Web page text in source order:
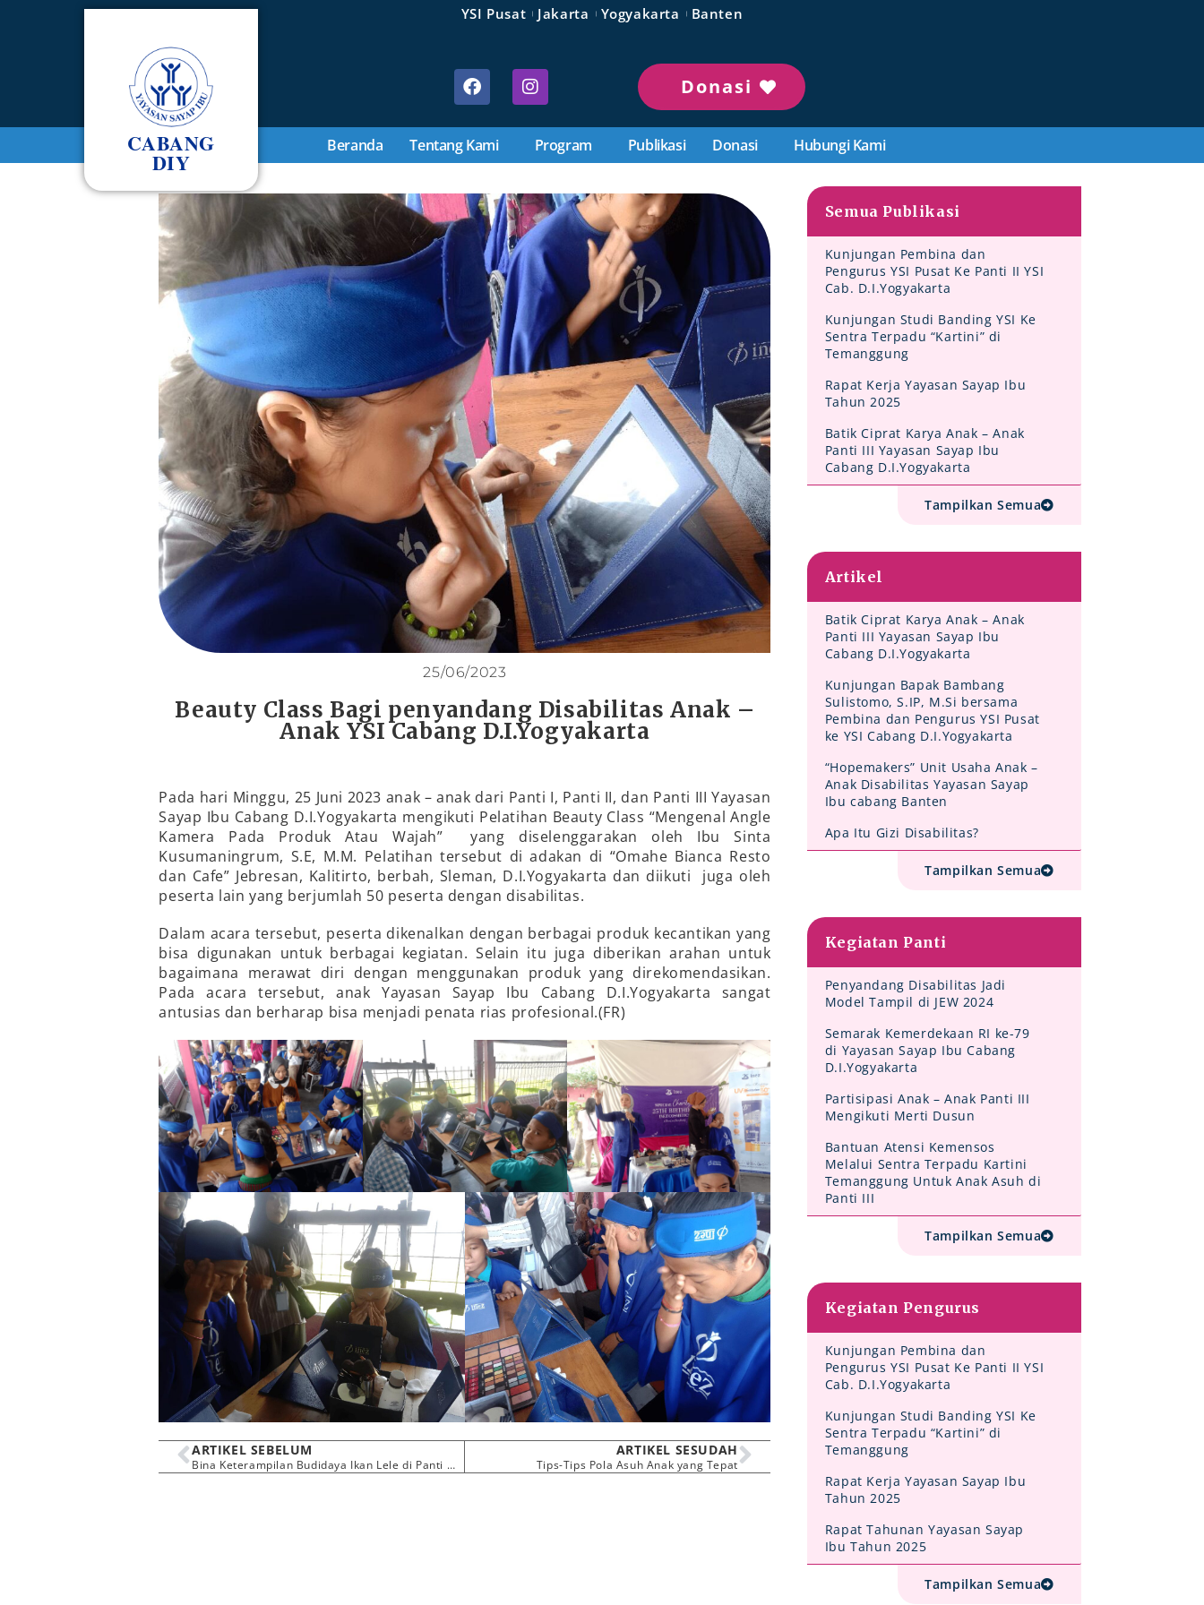
YSI Pusat Jakarta Yogyakarta Banten
CABANG
DIY
Donasi
Beranda Tentang Kami Program Publikasi Donasi Hubungi Kami
25/06/2023
Beauty Class Bagi penyandang Disabilitas Anak –
Anak YSI Cabang D.I.Yogyakarta
Pada hari Minggu, 25 Juni 2023 anak – anak dari Panti I, Panti II, dan Panti III Yayasan
Sayap Ibu Cabang D.I.Yogyakarta mengikuti Pelatihan Beauty Class “Mengenal Angle
Kamera Pada Produk Atau Wajah” yang diselenggarakan oleh Ibu Sinta
Kusumaningrum, S.E, M.M. Pelatihan tersebut di adakan di “Omahe Bianca Resto
dan Cafe” Jebresan, Kalitirto, berbah, Sleman, D.I.Yogyakarta dan diikuti juga oleh
peserta lain yang berjumlah 50 peserta dengan disabilitas.
Dalam acara tersebut, peserta dikenalkan dengan berbagai produk kecantikan yang
bisa digunakan untuk berbagai kegiatan. Selain itu juga diberikan arahan untuk
bagaimana merawat diri dengan menggunakan produk yang direkomendasikan.
Pada acara tersebut, anak Yayasan Sayap Ibu Cabang D.I.Yogyakarta sangat
antusias dan berharap bisa menjadi penata rias profesional.(FR)
ARTIKEL SEBELUM
Bina Keterampilan Budidaya Ikan Lele di Panti III
ARTIKEL SESUDAH
Tips-Tips Pola Asuh Anak yang Tepat
Semua Publikasi
Kunjungan Pembina dan
Pengurus YSI Pusat Ke Panti II YSI
Cab. D.I.Yogyakarta
Kunjungan Studi Banding YSI Ke
Sentra Terpadu “Kartini” di
Temanggung
Rapat Kerja Yayasan Sayap Ibu
Tahun 2025
Batik Ciprat Karya Anak – Anak
Panti III Yayasan Sayap Ibu
Cabang D.I.Yogyakarta
Tampilkan Semua
Artikel
Batik Ciprat Karya Anak – Anak
Panti III Yayasan Sayap Ibu
Cabang D.I.Yogyakarta
Kunjungan Bapak Bambang
Sulistomo, S.IP, M.Si bersama
Pembina dan Pengurus YSI Pusat
ke YSI Cabang D.I.Yogyakarta
“Hopemakers” Unit Usaha Anak –
Anak Disabilitas Yayasan Sayap
Ibu cabang Banten
Apa Itu Gizi Disabilitas?
Tampilkan Semua
Kegiatan Panti
Penyandang Disabilitas Jadi
Model Tampil di JEW 2024
Semarak Kemerdekaan RI ke-79
di Yayasan Sayap Ibu Cabang
D.I.Yogyakarta
Partisipasi Anak – Anak Panti III
Mengikuti Merti Dusun
Bantuan Atensi Kemensos
Melalui Sentra Terpadu Kartini
Temanggung Untuk Anak Asuh di
Panti III
Tampilkan Semua
Kegiatan Pengurus
Kunjungan Pembina dan
Pengurus YSI Pusat Ke Panti II YSI
Cab. D.I.Yogyakarta
Kunjungan Studi Banding YSI Ke
Sentra Terpadu “Kartini” di
Temanggung
Rapat Kerja Yayasan Sayap Ibu
Tahun 2025
Rapat Tahunan Yayasan Sayap
Ibu Tahun 2025
Tampilkan Semua